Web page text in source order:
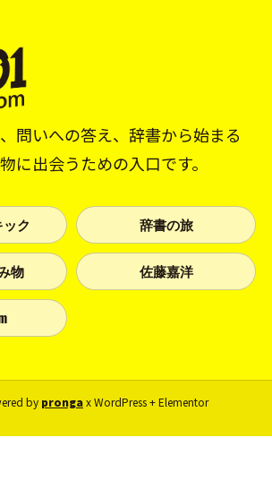
問いへの答え、辞書から始まる
に出会うための入口です。
ク 辞書の旅
物 佐藤嘉洋
by prongax WordPress + Elementor